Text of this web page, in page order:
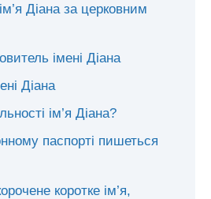
Діана за церковним
імені Діана
Діана
ім’я Діана?
паспорті пишеться
коротке ім’я,